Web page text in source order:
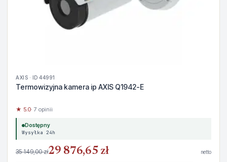
AXIS · ID 44991
Termowizyjna kamera ip AXIS Q1942-E
★ 5.0· 7 opinii
Dostępny
Wysyłka 24h
35 149,00 zł29 876,65 zł netto